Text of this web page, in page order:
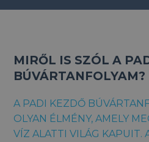
MIRŐL IS SZÓL A
BÚVÁRTANFOLYAM?
A PADI KEZDŐ
OLYAN ÉLMÉNY, AMELY
VÍZ ALATTI VILÁG KAPUIT.